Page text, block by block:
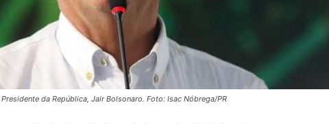
da República, Jair Bolsonaro. Foto: Isac Nóbrega/PR